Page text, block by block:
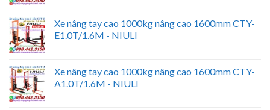
Xe nâng tay cao 1000kg nâng cao 1600mm CTY-
E1.0T/1.6M - NIULI
Xe nâng tay cao 1000kg nâng cao 1600mm CTY-
A1.0T/1.6M - NIULI